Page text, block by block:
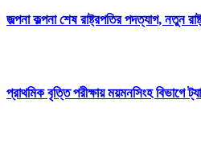
জল্পনা কল্পনা শেষ রাষ্ট্রপতির পদত্যাগ, নতুন
প্রাথমিক বৃত্তি পরীক্ষায় ময়মনসিংহ বিভাগে